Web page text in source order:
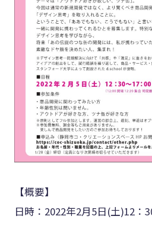
【概要】
日時：2022年2月5日(土)12：